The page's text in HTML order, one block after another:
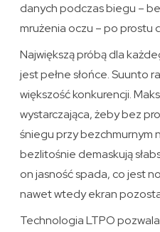
danych podczas biegu –
mrużenia oczu – po prostu
Największą próbą dla
jest pełne słońce. Suunto
większość konkurencji.
wystarczająca, żeby bez
śniegu przy bezchmurnym
bezlitośnie demaskują
on jasność spada, co jest
nawet wtedy ekran
Technologia LTPO